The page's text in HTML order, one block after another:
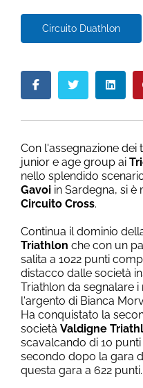
Circuito Duathlon
Con l'assegnazione dei
junior e age group ai
nello splendido
Gavoi in Sardegna, si è
Circuito Cross.
Continua il dominio
Triathlon che con un
salita a 1022 punti
distacco dalle società
Triathlon da segnalare
l'argento di Bianca
Ha conquistato la
società Valdigne
scavalcando di 10
secondo dopo la gara
questa gara a 622 punti.